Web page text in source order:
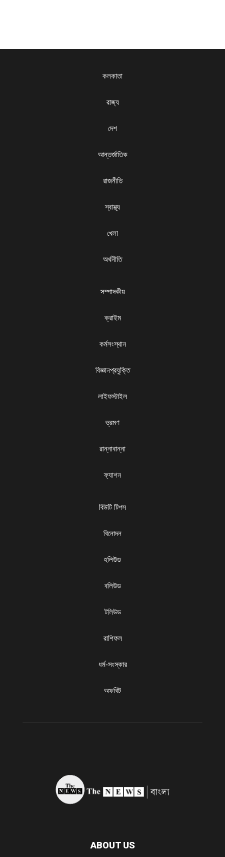
কলকাতা
রাজ্য
দেশ
আন্তর্জাতিক
রাজনীতি
স্বাস্থ্য
খেলা
অর্থনীতি
সম্পাদকীয়
ক্রাইম
কর্মসংস্থান
বিজ্ঞানপ্রযুক্তি
লাইফস্টাইল
ভ্রমণ
রান্নাবান্না
ফ্যাশন
বিউটি টিপস
বিনোদন
হলিউড
বলিউড
টলিউড
রাশিফল
ধৰ্ম-সংস্কার
অফবিট
ABOUT US